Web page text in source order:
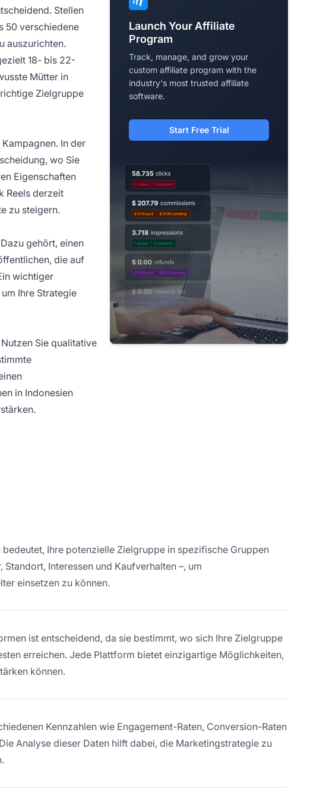
Stellen
50 verschiedene
auszurichten.
18- bis 22-
Mütter in
Zielgruppe
Kampagnen. In der
wo Sie
Eigenschaften
Reels derzeit
zu steigern.
gehört, einen
die auf
wichtiger
Ihre Strategie
Sie qualitative
in Indonesien
Launch Your Affiliate
Program
Track, manage, and grow your
custom affiliate program with the
industry's most trusted affiliate
software.
Start Free Trial
Ihre potenzielle Zielgruppe in spezifische Gruppen
Interessen und Kaufverhalten –, um
einsetzen zu können.
ist entscheidend, da sie bestimmt, wo sich Ihre Zielgruppe
erreichen. Jede Plattform bietet einzigartige Möglichkeiten,
können.
Kennzahlen wie Engagement-Raten, Conversion-Raten
Analyse dieser Daten hilft dabei, die Marketingstrategie zu